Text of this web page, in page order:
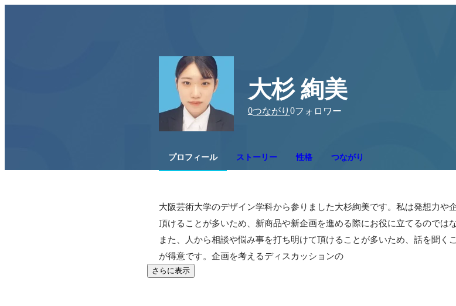
大杉 絢美
0つながり 0フォロワー
プロフィール ストーリー 性格 つながり
大阪芸術大学のデザイン学科から参りました大杉絢美です。私は発想力や
頂けることが多いため、新商品や新企画を進める際にお役に立てるのでは
また、人から相談や悩み事を打ち明けて頂けることが多いため、話を聞く
が得意です。企画を考えるディスカッションの
さらに表示